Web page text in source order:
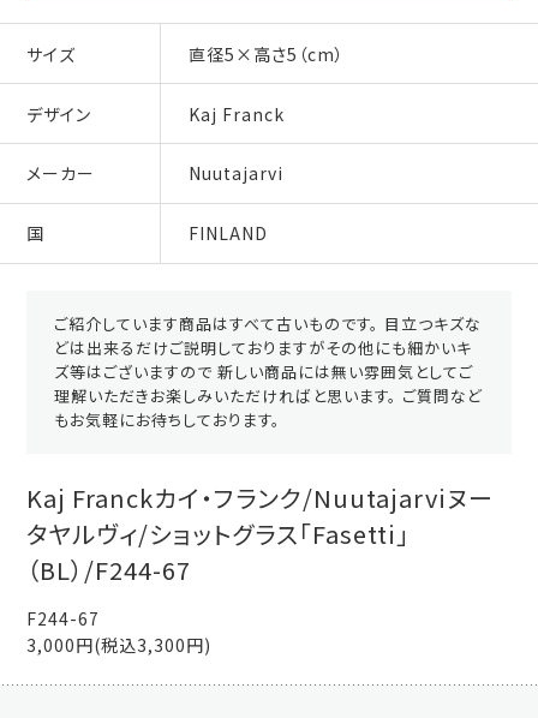
サイズ 直径5×高さ5（cm）
デザイン Kaj Franck
メーカー Nuutajarvi
国 FINLAND
ご紹介しています商品はすべて古いものです。 目立つキズな
どは出来るだけご説明しておりますがその他にも細かいキ
ズ等はございますので 新しい商品には無い雰囲気としてご
理解いただきお楽しみいただければと思います。 ご質問など
もお気軽にお待ちしております。
Kaj Franckカイ・フランク/Nuutajarviヌー
タヤルヴィ/ショットグラス「Fasetti」
（BL）/F244-67
F244-67
3,000円(税込3,300円)